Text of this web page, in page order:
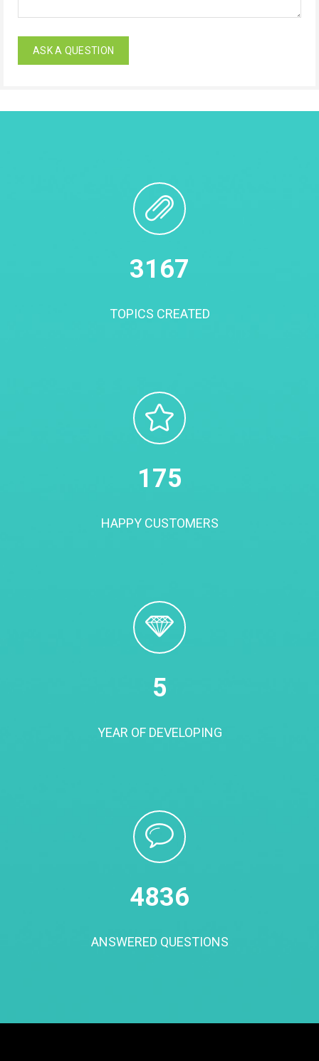
3200
TOPICS CREATED
180
HAPPY CUSTOMERS
5
YEAR OF DEVELOPING
5000
ANSWERED QUESTIONS